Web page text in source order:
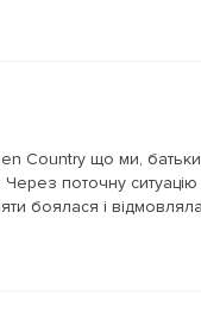
Country що ми,
Через поточну
боялася і